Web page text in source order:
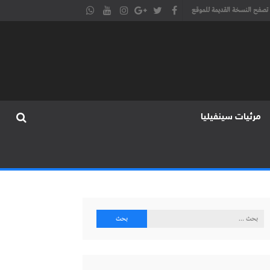
تصفح النسخة القديمة للموقع
مرئيات سينفيليا
البحث